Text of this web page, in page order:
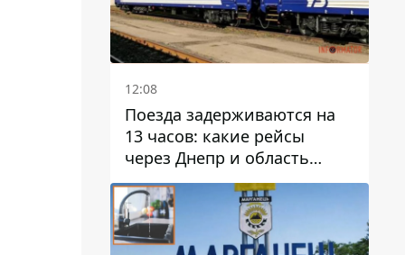
12:08
Поезда задерживаются на
13 часов: какие рейсы
через Днепр и область
выбились из графика